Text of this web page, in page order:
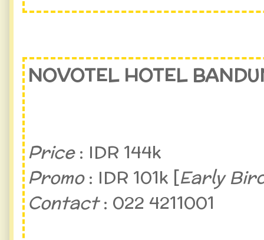
NOVOTEL HOTEL
Price: IDR 144k
Promo: IDR 101k [Early
Contact: 022 4211001